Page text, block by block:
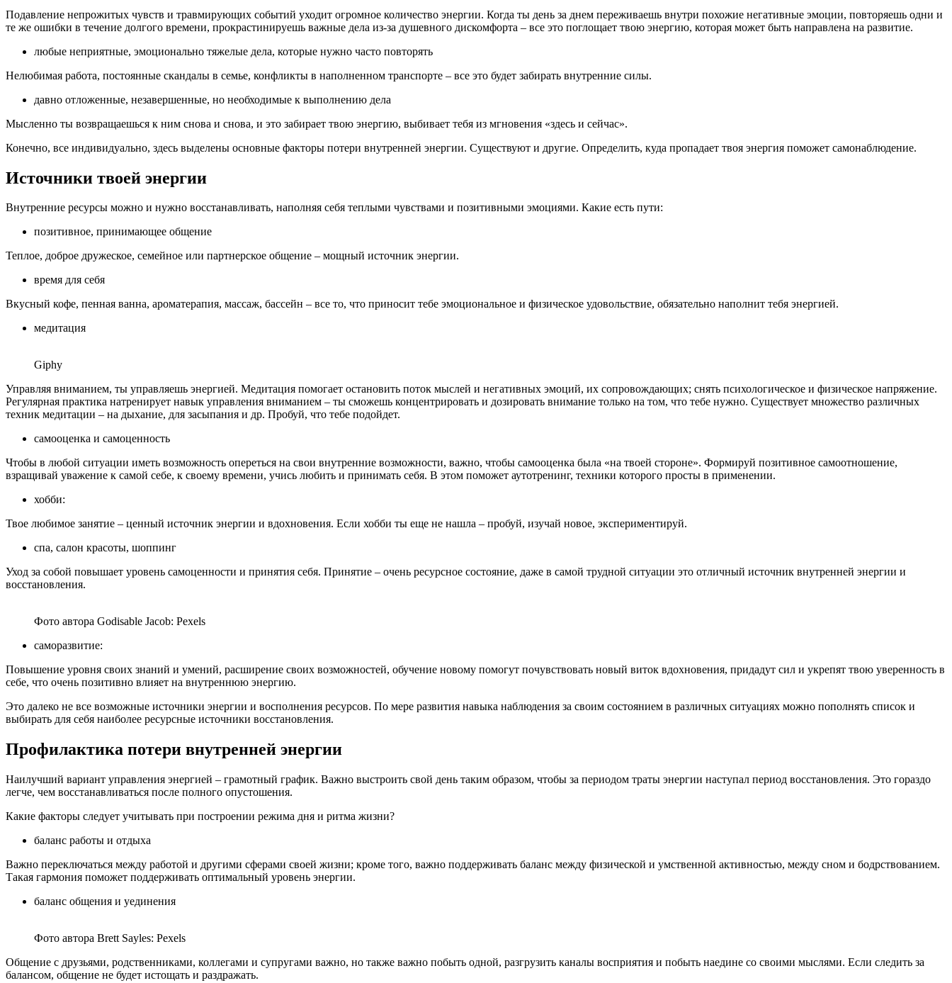
Подавление непрожитых чувств и травмирующих событий уходит огромное количество энергии. Когда ты день за днем переживаешь внутри похожие негативные эмоции, повторяешь одни и
те же ошибки в течение долгого времени, прокрастинируешь важные дела из-за душевного дискомфорта – все это поглощает твою энергию, которая может быть направлена на развитие.
любые неприятные, эмоционально тяжелые дела, которые нужно часто повторять
Нелюбимая работа, постоянные скандалы в семье, конфликты в наполненном транспорте – все это будет забирать внутренние силы.
давно отложенные, незавершенные, но необходимые к выполнению дела
Мысленно ты возвращаешься к ним снова и снова, и это забирает твою энергию, выбивает тебя из мгновения «здесь и сейчас».
Конечно, все индивидуально, здесь выделены основные факторы потери внутренней энергии. Существуют и другие. Определить, куда пропадает твоя энергия поможет самонаблюдение.
Источники твоей энергии
Внутренние ресурсы можно и нужно восстанавливать, наполняя себя теплыми чувствами и позитивными эмоциями. Какие есть пути:
позитивное, принимающее общение
Теплое, доброе дружеское, семейное или партнерское общение – мощный источник энергии.
время для себя
Вкусный кофе, пенная ванна, ароматерапия, массаж, бассейн – все то, что приносит тебе эмоциональное и физическое удовольствие, обязательно наполнит тебя энергией.
медитация
Giphy
Управляя вниманием, ты управляешь энергией. Медитация помогает остановить поток мыслей и негативных эмоций, их сопровождающих; снять психологическое и физическое напряжение.
Регулярная практика натренирует навык управления вниманием – ты сможешь концентрировать и дозировать внимание только на том, что тебе нужно. Существует множество различных
техник медитации – на дыхание, для засыпания и др. Пробуй, что тебе подойдет.
самооценка и самоценность
Чтобы в любой ситуации иметь возможность опереться на свои внутренние возможности, важно, чтобы самооценка была «на твоей стороне». Формируй позитивное самоотношение,
взращивай уважение к самой себе, к своему времени, учись любить и принимать себя. В этом поможет аутотренинг, техники которого просты в применении.
хобби:
Твое любимое занятие – ценный источник энергии и вдохновения. Если хобби ты еще не нашла – пробуй, изучай новое, экспериментируй.
спа, салон красоты, шоппинг
Уход за собой повышает уровень самоценности и принятия себя. Принятие – очень ресурсное состояние, даже в самой трудной ситуации это отличный источник внутренней энергии и
восстановления.
Фото автора Godisable Jacob: Pexels
саморазвитие:
Повышение уровня своих знаний и умений, расширение своих возможностей, обучение новому помогут почувствовать новый виток вдохновения, придадут сил и укрепят твою уверенность в
себе, что очень позитивно влияет на внутреннюю энергию.
Это далеко не все возможные источники энергии и восполнения ресурсов. По мере развития навыка наблюдения за своим состоянием в различных ситуациях можно пополнять список и
выбирать для себя наиболее ресурсные источники восстановления.
Профилактика потери внутренней энергии
Наилучший вариант управления энергией – грамотный график. Важно выстроить свой день таким образом, чтобы за периодом траты энергии наступал период восстановления. Это гораздо
легче, чем восстанавливаться после полного опустошения.
Какие факторы следует учитывать при построении режима дня и ритма жизни?
баланс работы и отдыха
Важно переключаться между работой и другими сферами своей жизни; кроме того, важно поддерживать баланс между физической и умственной активностью, между сном и бодрствованием.
Такая гармония поможет поддерживать оптимальный уровень энергии.
баланс общения и уединения
Фото автора Brett Sayles: Pexels
Общение с друзьями, родственниками, коллегами и супругами важно, но также важно побыть одной, разгрузить каналы восприятия и побыть наедине со своими мыслями. Если следить за
балансом, общение не будет истощать и раздражать.